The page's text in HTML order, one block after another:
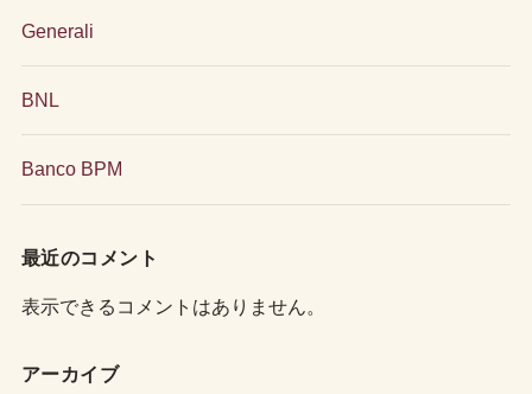
Generali
BNL
Banco BPM
最近のコメント
表示できるコメントはありません。
アーカイブ